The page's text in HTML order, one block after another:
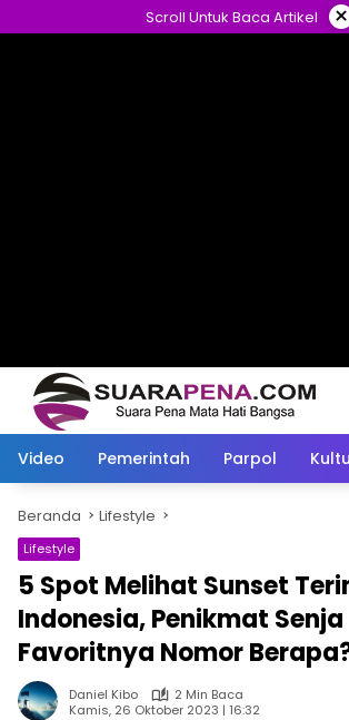
ke
Scroll Untuk Baca Artikel ×
Video Pemerintah Parpol
Beranda Lifestyle
Lifestyle
5 Spot Melihat Sunset
Indonesia, Penikmat Senja
Favoritnya Nomor
Daniel Kibo
2 Min Baca
Kamis, 26 Oktober 2023 | 16:32